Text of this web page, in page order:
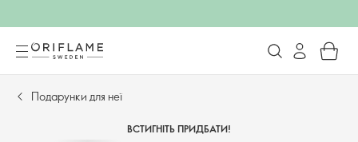
Подарунки для неї
ВСТИГНІТЬ ПРИДБАТИ!